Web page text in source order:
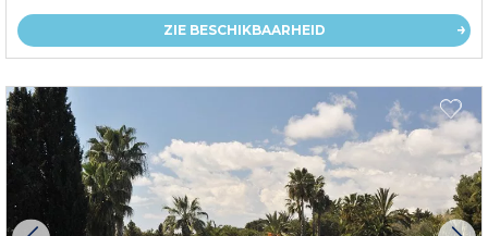
ZIE BESCHIKBAARHEID